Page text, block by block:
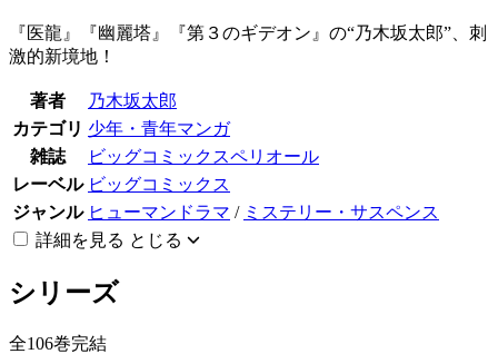
『医龍』『幽麗塔』『第３のギデオン』の“乃木坂太郎”、刺
激的新境地！
著者
乃木坂太郎
カテゴリ 少年・青年マンガ
雑誌
ビッグコミックスペリオール
レーベル ビッグコミックス
ジャンル ヒューマンドラマ / ミステリー・サスペンス
詳細を見る とじる
シリーズ
全106巻完結